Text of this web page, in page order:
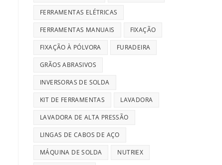
FERRAMENTAS ELÉTRICAS
FERRAMENTAS MANUAIS FIXAÇÃO
FIXAÇÃO À PÓLVORA FURADEIRA
GRÃOS ABRASIVOS
INVERSORAS DE SOLDA
KIT DE FERRAMENTAS LAVADORA
LAVADORA DE ALTA PRESSÃO
LINGAS DE CABOS DE AÇO
MÁQUINA DE SOLDA NUTRIEX